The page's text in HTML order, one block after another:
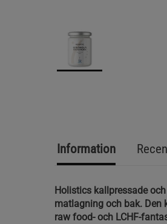
Information
Holistics kallpressade
matlagning och bak. Den
raw food- och LCHF-